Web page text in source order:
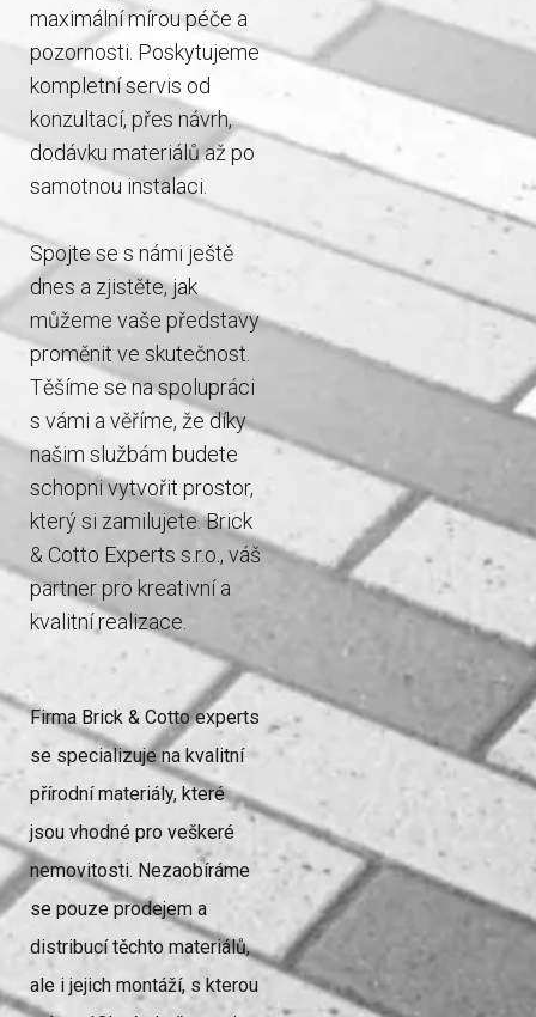
maximální mírou péče a
pozornosti. Poskytujeme
kompletní servis od
konzultací, přes návrh,
dodávku materiálů až po
samotnou instalaci.
Spojte se s námi ještě
dnes a zjistěte, jak
můžeme vaše představy
proměnit ve skutečnost.
Těšíme se na spolupráci
s vámi a věříme, že díky
našim službám budete
schopni vytvořit prostor,
který si zamilujete. Brick
& Cotto Experts s.r.o., váš
partner pro kreativní a
kvalitní realizace.
Firma Brick & Cotto experts
se specializuje na kvalitní
přírodní materiály, které
jsou vhodné pro veškeré
nemovitosti. Nezaobíráme
se pouze prodejem a
distribucí těchto materiálů,
ale i jejich montáží, s kterou